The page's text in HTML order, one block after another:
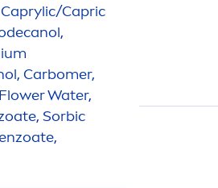
Capric
Carbomer,
Water,
Sorbic